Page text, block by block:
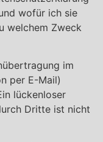
wofür ich sie
welchem Zweck
im
per E-Mail)
lückenloser
Dritte ist nicht